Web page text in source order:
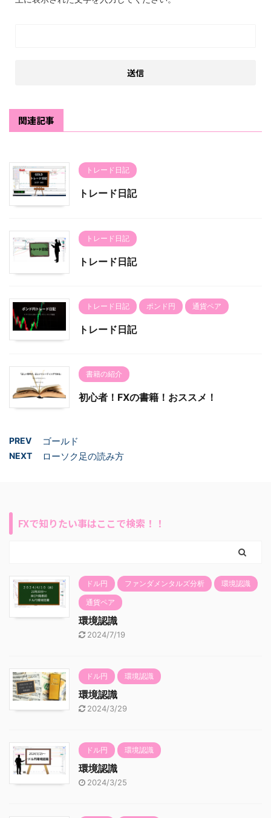
関連記事
トレード日記
トレード日記
トレード日記
トレード日記
トレード日記 ポンド円 通貨ペア
トレード日記
書籍の紹介
初心者！FXの書籍！おススメ！
PREV ゴールド
NEXT ローソク足の読み方
FXで知りたい事はここで検索！！
ドル円 ファンダメンタルズ分析 環境認識
通貨ペア
環境認識
2024/7/19
ドル円 環境認識
環境認識
2024/3/29
ドル円 環境認識
環境認識
2024/3/25